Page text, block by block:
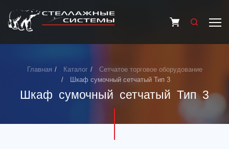
Главная Каталог
Сетчатое торговое оборудование
Шкаф сумочный сетчатый Тип 3
Шкаф сумочный сетчатый Тип 3